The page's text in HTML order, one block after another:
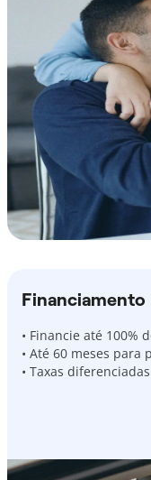
Financiamento
• Financie até 100%
• Até 60 meses para
• Taxas